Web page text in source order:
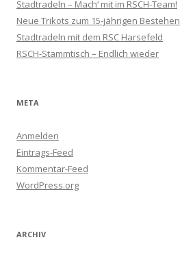
Stadtradeln – Mach‘ mit im RSCH-Team!
Neue Trikots zum 15-jährigen Bestehen
Stadtradeln mit dem RSC Harsefeld
RSCH-Stammtisch – Endlich wieder
META
Anmelden
Eintrags-Feed
Kommentar-Feed
WordPress.org
ARCHIV